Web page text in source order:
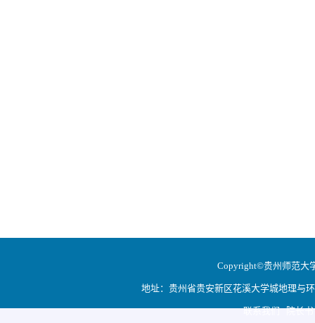
Copyright©贵州师范大
地址：贵州省贵安新区花溪大学城地理与
联系我们 院长书